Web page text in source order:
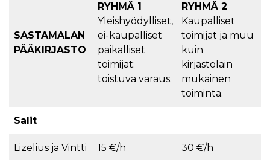
SASTAMALAN
PÄÄKIRJASTO
RYHMÄ 1
Yleishyödylliset,
ei-kaupalliset
paikalliset
toimijat:
toistuva varaus.
RYHMÄ 2
Kaupalliset
toimijat ja muu
kuin
kirjastolain
mukainen
toiminta.
Salit
Lizelius ja Vintti 15 €/h 30 €/h